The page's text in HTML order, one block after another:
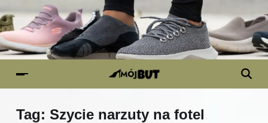
Tag: Szycie narzuty na fotel